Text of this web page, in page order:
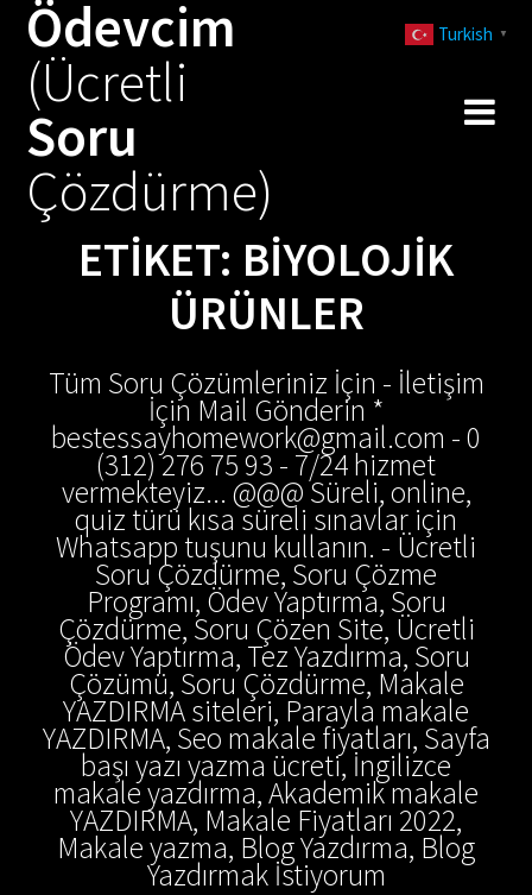
Ödevcim
(Ücretli
Soru
Çözdürme)
ETIKET: BIYOLOJIK
ÜRÜNLER
Tüm Soru Çözümleriniz İçin - İletişim
İçin Mail Gönderin *
bestessayhomework@gmail.com - 0
(312) 276 75 93 - 7/24 hizmet
vermekteyiz... @@@ Süreli, online,
quiz türü kısa süreli sınavlar için
Whatsapp tuşunu kullanın. - Ücretli
Soru Çözdürme, Soru Çözme
Programı, Ödev Yaptırma, Soru
Çözdürme, Soru Çözen Site, Ücretli
Ödev Yaptırma, Tez Yazdırma, Soru
Çözümü, Soru Çözdürme, Makale
YAZDIRMA siteleri, Parayla makale
YAZDIRMA, Seo makale fiyatları, Sayfa
başı yazı yazma ücreti, İngilizce
makale yazdırma, Akademik makale
YAZDIRMA, Makale Fiyatları 2022,
Makale yazma, Blog Yazdırma, Blog
Yazdırmak İstiyorum
Turkish ▼